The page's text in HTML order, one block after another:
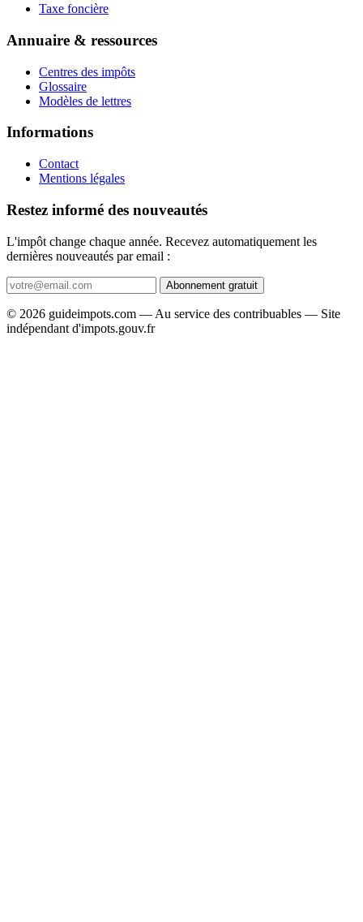
Taxe foncière
Annuaire & ressources
Centres des impôts
Glossaire
Modèles de lettres
Informations
Contact
Mentions légales
Restez informé des nouveautés
L'impôt change chaque année. Recevez automatiquement les
dernières nouveautés par email :
Abonnement gratuit
© 2026 guideimpots.com — Au service des contribuables — Site
indépendant d'impots.gouv.fr